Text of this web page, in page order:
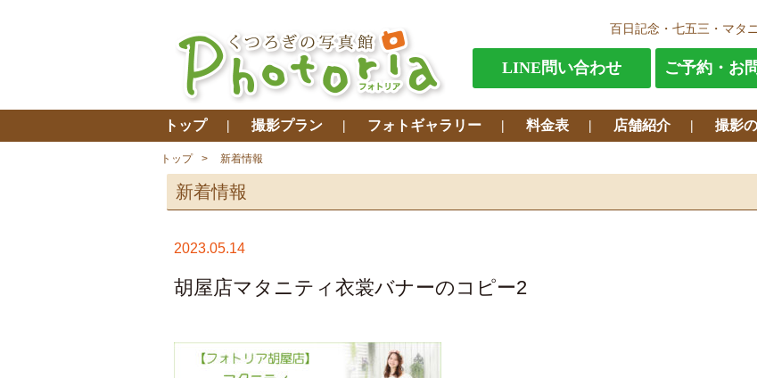
百日記念・七五三・マタ
LINE問い合わせ ご予約・お
トップ 撮影プラン フォトギャラリー 料金表 店舗紹介 撮影
トップ 新着情報
新着情報
2023.05.14
胡屋店マタニティ衣裳バナーのコピー2